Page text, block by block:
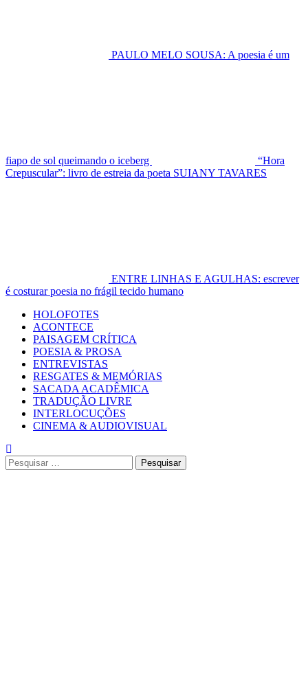
PAULO MELO SOUSA: A poesia é um
fiapo de sol queimando o iceberg
“Hora
Crepuscular”: livro de estreia da poeta SUIANY TAVARES
ENTRE LINHAS E AGULHAS: escrever
é costurar poesia no frágil tecido humano
Primary
Menu
HOLOFOTES
ACONTECE
PAISAGEM CRÍTICA
POESIA & PROSA
ENTREVISTAS
RESGATES & MEMÓRIAS
SACADA ACADÊMICA
TRADUÇÃO LIVRE
INTERLOCUÇÕES
CINEMA & AUDIOVISUAL
Pesquisar
por: